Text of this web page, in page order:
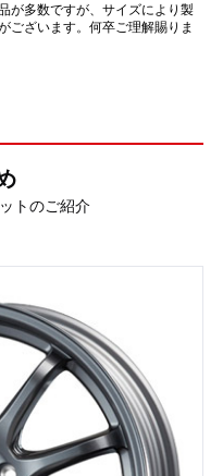
が多数ですが、サイズにより製
ございます。何卒ご理解賜りま
トのご紹介